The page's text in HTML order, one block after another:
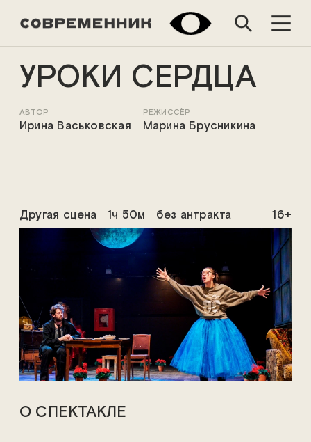
УРОКИ СЕРДЦА
АВТОР
Ирина Васьковская
РЕЖИССЁР
Марина Брусникина
Другая сцена 1ч 50м без антракта 16+
О СПЕКТАКЛЕ